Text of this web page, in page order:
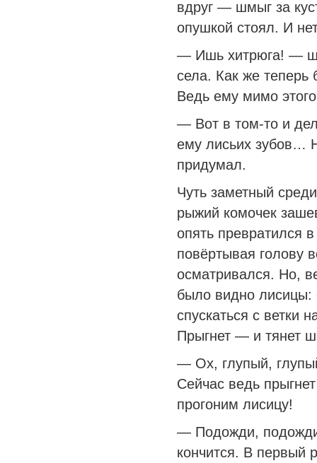
вдруг — шмыг за
опушкой стоял. И
— Ишь хитрюга! —
села. Как же теперь
Ведь ему мимо
— Вот в том-то и
ему лисьих зубов…
придумал.
Чуть заметный
рыжий комочек
опять превратился
повёртывая голову
осматривался. Но,
было видно лисицы:
спускаться с ветки
Прыгнет — и тянет
— Ох, глупый,
Сейчас ведь
прогоним лисицу!
— Подожди,
кончится. В первый